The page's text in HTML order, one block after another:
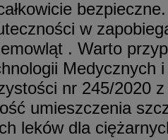
w
. Warto
Medycznych
nr 245/2020
umieszczenia
leków dla